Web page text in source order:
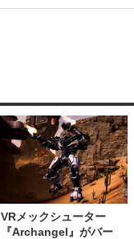
VRメックシューター
『Archangel』がバー